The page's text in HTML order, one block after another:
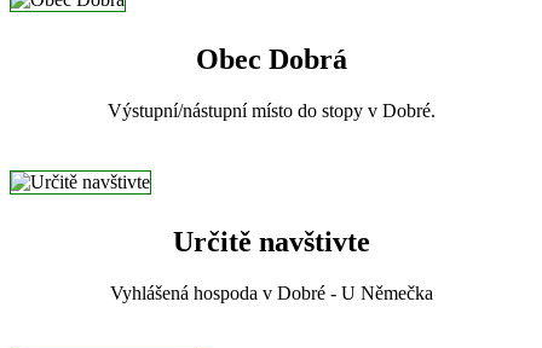
Obec Dobrá
Výstupní/nástupní místo do stopy v Dobré.
Určitě navštivte
Vyhlášená hospoda v Dobré - U Němečka